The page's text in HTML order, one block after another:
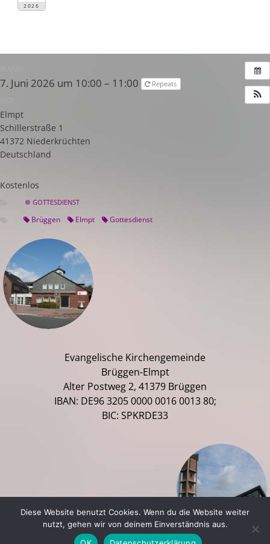
2026
7. Juni 2026 um 10:00 – 11:00 Repeats
Elmpt
Schillerstraße 1
41372 Niederkrüchten
Deutschland
Kostenlos
GOTTESDIENST
Brüggen Elmpt Gottesdienst
Evangelische Kirchengemeinde
Brüggen-Elmpt
Alter Postweg 2, 41379 Brüggen
IBAN: DE96 3205 0000 0016 0013 80;
BIC: SPKRDE33
Diese Website benutzt Cookies. Wenn du die Website weiter
nutzt, gehen wir von deinem Einverständnis aus.